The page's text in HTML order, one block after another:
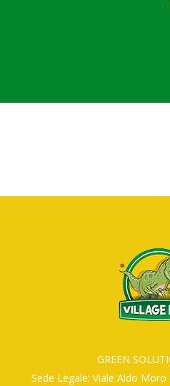
GREEN
Sede Legale: Viale Aldo